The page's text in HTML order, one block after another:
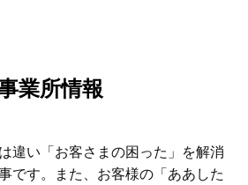
業所情報
違い「お客さまの困った」を解消
です。また、お客様の「ああした